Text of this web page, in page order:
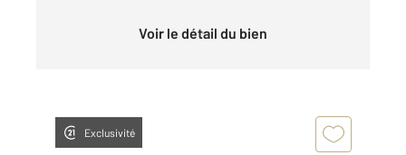
Voir le détail du bien
Exclusivité